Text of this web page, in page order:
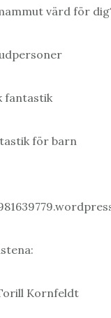
värd för
fantastik
för barn
Kornfeldt